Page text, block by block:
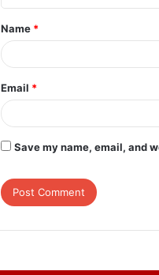
t
*
Name *
Email *
Save my name, email, and